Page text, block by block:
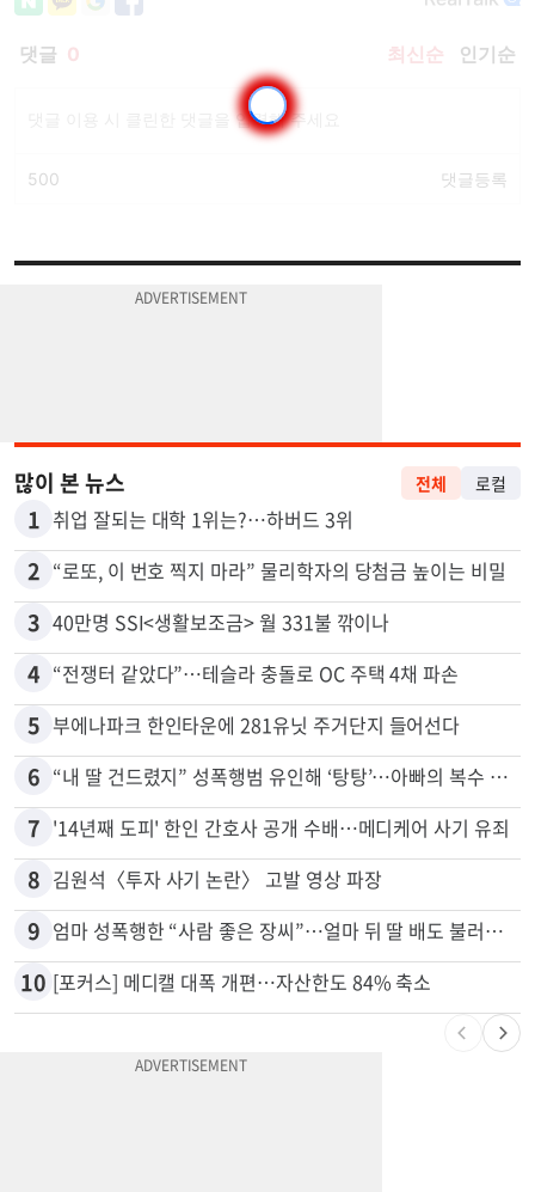
1 취업 잘되는 대학 1위는?…하버드 3위
2 “로또, 이 번호 찍지 마라” 물리학자의 당첨금 높이는 비밀
3 40만명 SSI<생활보조금> 월 331불 깎이나
4 “전쟁터 같았다”…테슬라 충돌로 OC 주택 4채 파손
5 부에나파크 한인타운에 281유닛 주거단지 들어선다
6 “내 딸 건드렸지” 성폭행범 유인해 ‘탕탕’…아빠의 복수 결말
7 '14년째 도피' 한인 간호사 공개 수배…메디케어 사기 유죄
8 김원석〈투자 사기 논란〉 고발 영상 파장
9